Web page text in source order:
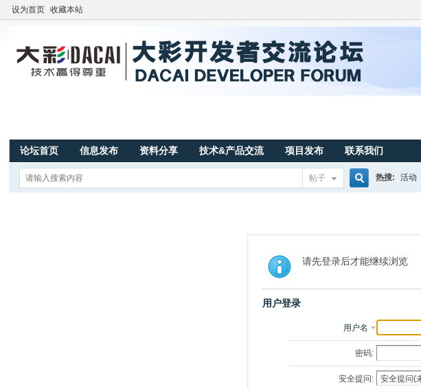
设为首页 收藏本站
论坛首页 信息发布 资料分享 技术&产品交流 项目发布 联系我们
帖子
索
热搜: 活动
请先登录后才能继续浏览
用户登录
用户名
密码:
安全提问: